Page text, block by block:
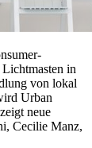
in
von lokal
Urban
neue
Cecilie Manz,